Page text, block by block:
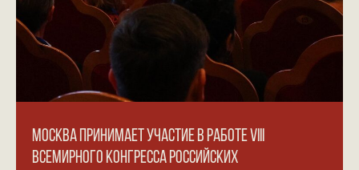
МОСКВА ПРИНИМАЕТ УЧАСТИЕ В РАБОТЕ VIII
ВСЕМИРНОГО КОНГРЕССА РОССИЙСКИХ